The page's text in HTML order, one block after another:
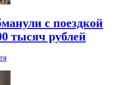
с поездкой
тысяч рублей